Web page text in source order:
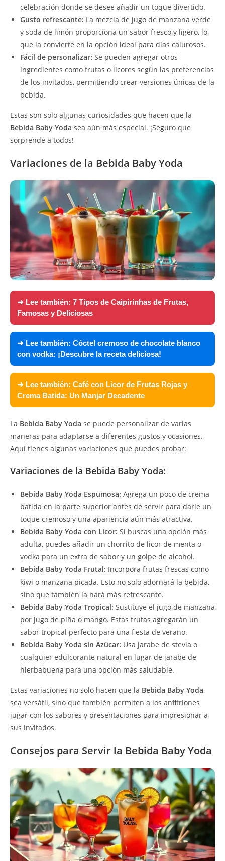
celebración donde se desee añadir un toque divertido.
Gusto refrescante: La mezcla de jugo de manzana verde
y soda de limón proporciona un sabor fresco y ligero, lo
que la convierte en la opción ideal para días calurosos.
Fácil de personalizar: Se pueden agregar otros
ingredientes como frutas o licores según las preferencias
de los invitados, permitiendo crear versiones únicas de la
bebida.
Estas son solo algunas curiosidades que hacen que la
Bebida Baby Yoda sea aún más especial. ¡Seguro que
sorprende a todos!
Variaciones de la Bebida Baby Yoda
➜ Lee también: 7 Tipos de Caipirinhas de Frutas,
Famosas y Deliciosas
➜ Lee también: Cóctel cremoso de chocolate blanco
con vodka: ¡Descubre la receta deliciosa!
➜ Lee también: Café con Licor de Frutas Rojas y
Crema Batida: Un Manjar Decadente
La Bebida Baby Yoda se puede personalizar de varias
maneras para adaptarse a diferentes gustos y ocasiones.
Aquí tienes algunas variaciones que puedes probar:
Variaciones de la Bebida Baby Yoda:
Bebida Baby Yoda Espumosa: Agrega un poco de crema
batida en la parte superior antes de servir para darle un
toque cremoso y una apariencia aún más atractiva.
Bebida Baby Yoda con Licor: Si buscas una opción más
adulta, puedes añadir un chorrito de licor de menta o
vodka para un extra de sabor y un golpe de alcohol.
Bebida Baby Yoda Frutal: Incorpora frutas frescas como
kiwi o manzana picada. Esto no solo adornará la bebida,
sino que también la hará más refrescante.
Bebida Baby Yoda Tropical: Sustituye el jugo de manzana
por jugo de piña o mango. Estas frutas agregarán un
sabor tropical perfecto para una fiesta de verano.
Bebida Baby Yoda sin Azúcar: Usa jarabe de stevia o
cualquier edulcorante natural en lugar de jarabe de
hierbabuena para una opción más saludable.
Estas variaciones no solo hacen que la Bebida Baby Yoda
sea versátil, sino que también permiten a los anfitriones
jugar con los sabores y presentaciones para impresionar a
sus invitados.
Consejos para Servir la Bebida Baby Yoda